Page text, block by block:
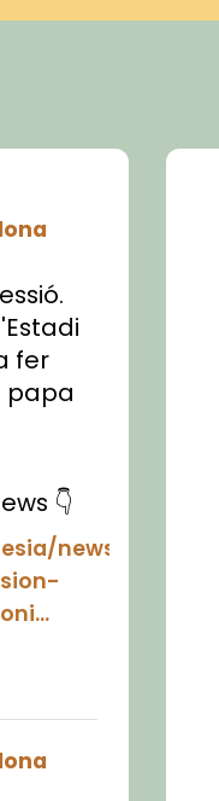
fer
papa
👇
news/2026-